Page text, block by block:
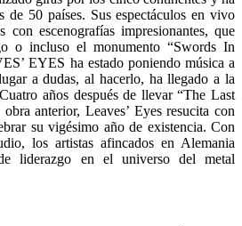
de 50 países. Sus espectáculos en vivo
con escenografías impresionantes, que
o incluso el monumento “Swords In
EYES ha estado poniendo música a
a dudas, al hacerlo, ha llegado a la
años después de llevar “The Last
anterior, Leaves’ Eyes resucita con
su vigésimo año de existencia. Con
los artistas afincados en Alemania
liderazgo en el universo del metal